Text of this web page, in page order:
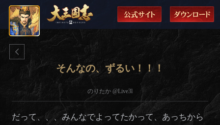
そんなの、ずるい！！！
のりたか @Live3l
だって、、、みんなでよってたかって、あっちから